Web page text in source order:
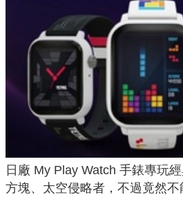
日廠 My Play Watch 手錶專玩
方塊、太空侵略者，不過竟然不